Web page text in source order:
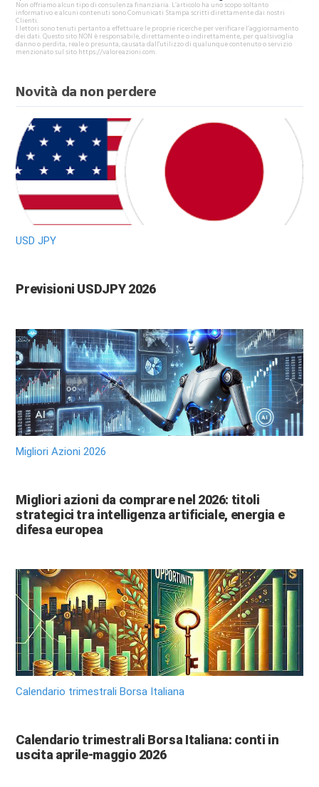
Non offriamo alcun tipo di consulenza finanziaria. L’articolo ha uno scopo soltanto
informativo e alcuni contenuti sono Comunicati Stampa scritti direttamente dai nostri
Clienti.
I lettori sono tenuti pertanto a effettuare le proprie ricerche per verificare l’aggiornamento
dei dati. Questo sito NON è responsabile, direttamente o indirettamente, per qualsivoglia
danno o perdita, reale o presunta, causata dall'utilizzo di qualunque contenuto o servizio
menzionato sul sito https://valoreazioni.com.
Novità da non perdere
USD JPY
Previsioni USDJPY 2026
Migliori Azioni 2026
Migliori azioni da comprare nel 2026: titoli
strategici tra intelligenza artificiale, energia e
difesa europea
Calendario trimestrali Borsa Italiana
Calendario trimestrali Borsa Italiana: conti in
uscita aprile-maggio 2026